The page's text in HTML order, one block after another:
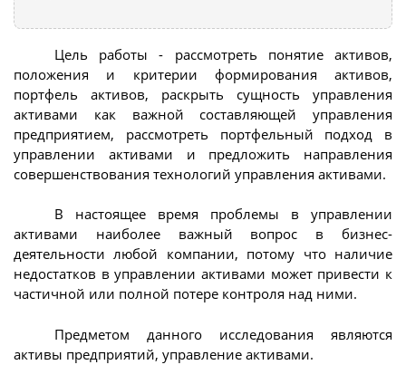
Цель работы - рассмотреть понятие активов,
положения и критерии формирования активов,
портфель активов, раскрыть сущность управления
активами как важной составляющей управления
предприятием, рассмотреть портфельный подход в
управлении активами и предложить направления
совершенствования технологий управления активами.
В настоящее время проблемы в управлении
активами наиболее важный вопрос в бизнес-
деятельности любой компании, потому что наличие
недостатков в управлении активами может привести к
частичной или полной потере контроля над ними.
Предметом данного исследования являются
активы предприятий, управление активами.